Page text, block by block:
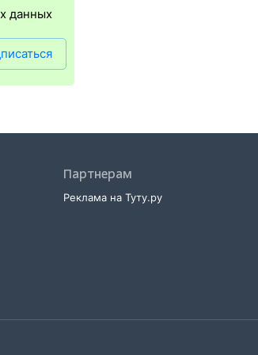
поезда в кассе на вокзале либо
данных
Партнерам
Реклама на Туту.ру